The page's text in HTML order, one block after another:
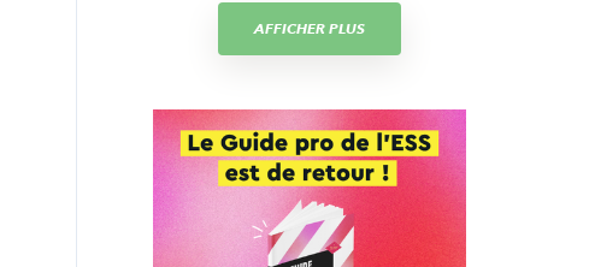
AFFICHER PLUS